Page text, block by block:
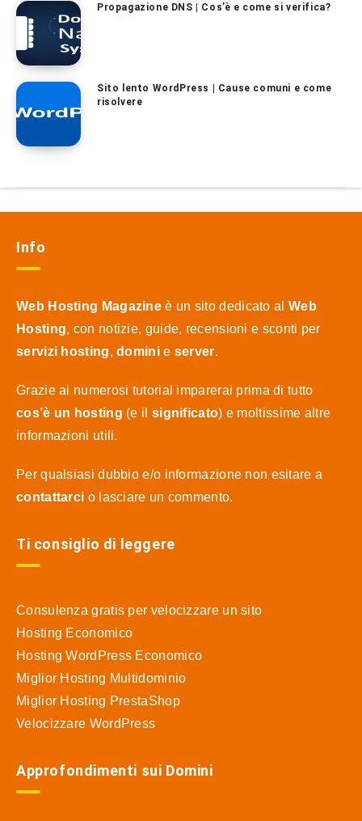
Propagazione DNS | Cos’è e come si verifica?
Sito lento WordPress | Cause comuni e come
risolvere
Info
Web Hosting Magazine è un sito dedicato al Web
Hosting, con notizie, guide, recensioni e sconti per
servizi hosting,dominie server.
Grazie ai numerosi tutorial imparerai prima di tutto
cos’è un hosting (e il significato) e moltissime altre
informazioni utili.
Per qualsiasi dubbio e/o informazione non esitare a
contattarci o lasciare un commento.
Ti consiglio di leggere
Consulenza gratis per velocizzare un sito
Hosting Economico
Hosting WordPress Economico
Miglior Hosting Multidominio
Miglior Hosting PrestaShop
Velocizzare WordPress
Approfondimenti sui Domini